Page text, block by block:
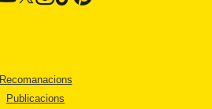
Recomanacions
Publicacions